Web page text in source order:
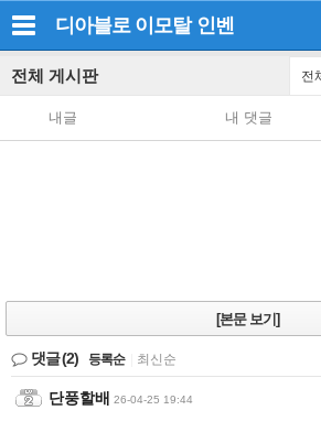
디아블로 이모탈 인벤
전체 게시판 전
내글 내 댓글
[본문 보기]
댓글(2) 등록순 최신순
단풍할배 26-04-25 19:44